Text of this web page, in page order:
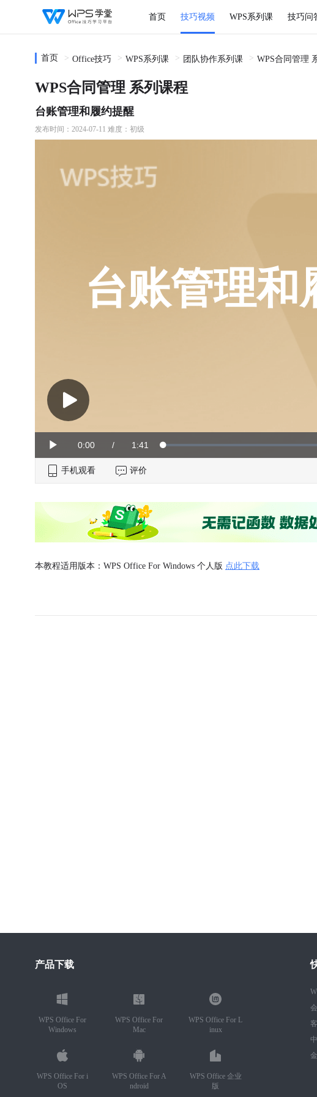
首页 技巧视频 WPS系列课 技巧问
首页 Office技巧 WPS系列课 团队协作系列课 WPS合同管理
WPS合同管理 系列课程
台账管理和履约提醒
发布时间：2024-07-11 难度：初级
Play Current
Time
0:00 / Duration
1:41 Loaded:
0%
台账管理和
手机观看 评价
本教程适用版本：WPS Office For Windows 个人版 点此下载
产品下载
WPS Office For
Windows
WPS Office For
Mac
WPS Office For L
inux
WPS Office For i
OS
WPS Office For A
ndroid
WPS Office 企业
版